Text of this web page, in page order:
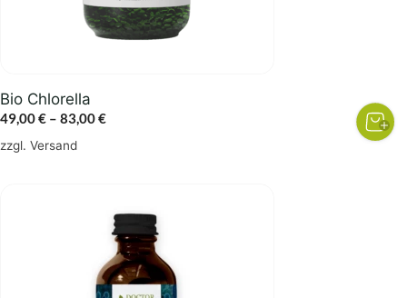
Bio Chlorella
49,00€ – 83,00€Preisspanne:
zzgl. Versand
werden